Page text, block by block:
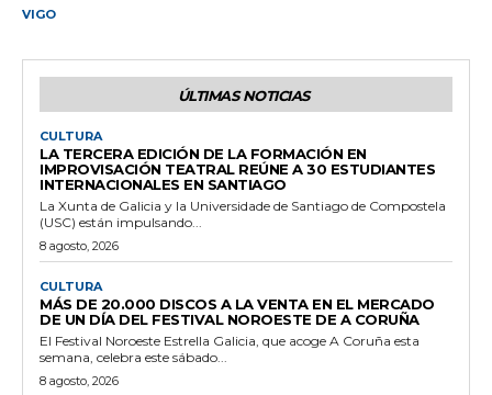
VIGO
ÚLTIMAS NOTICIAS
CULTURA
LA TERCERA EDICIÓN DE LA FORMACIÓN EN
IMPROVISACIÓN TEATRAL REÚNE A 30 ESTUDIANTES
INTERNACIONALES EN SANTIAGO
La Xunta de Galicia y la Universidade de Santiago de Compostela
(USC) están impulsando...
8 agosto, 2026
CULTURA
MÁS DE 20.000 DISCOS A LA VENTA EN EL MERCADO
DE UN DÍA DEL FESTIVAL NOROESTE DE A CORUÑA
El Festival Noroeste Estrella Galicia, que acoge A Coruña esta
semana, celebra este sábado...
8 agosto, 2026